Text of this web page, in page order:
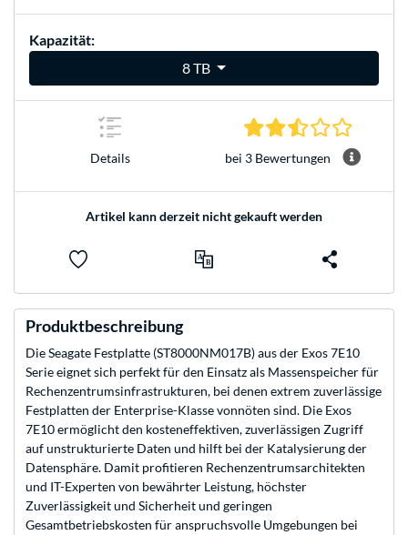
Kapazität:
8 TB
Details bei 3 Bewertungen
Artikel kann derzeit nicht gekauft werden
Produktbeschreibung
Die Seagate Festplatte (ST8000NM017B) aus der Exos 7E10
Serie eignet sich perfekt für den Einsatz als Massenspeicher für
Rechenzentrumsinfrastrukturen, bei denen extrem zuverlässige
Festplatten der Enterprise-Klasse vonnöten sind. Die Exos
7E10 ermöglicht den kosteneffektiven, zuverlässigen Zugriff
auf unstrukturierte Daten und hilft bei der Katalysierung der
Datensphäre. Damit profitieren Rechenzentrumsarchitekten
und IT-Experten von bewährter Leistung, höchster
Zuverlässigkeit und Sicherheit und geringen
Gesamtbetriebskosten für anspruchsvolle Umgebungen bei